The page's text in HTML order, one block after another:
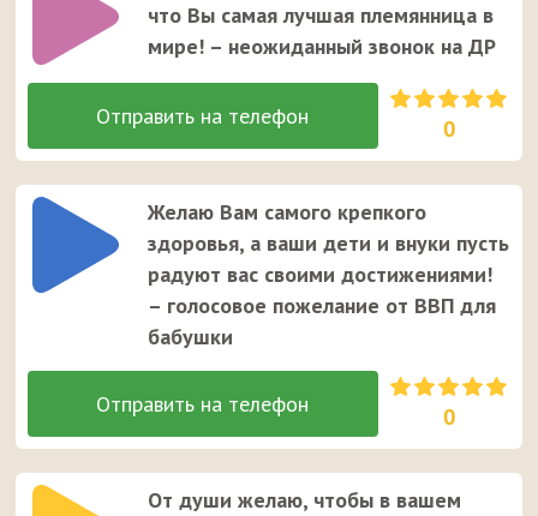
что Вы самая лучшая племянница в
мире! – неожиданный звонок на ДР
0
Желаю Вам самого крепкого
здоровья, а ваши дети и внуки пусть
радуют вас своими достижениями!
– голосовое пожелание от ВВП для
бабушки
0
От души желаю, чтобы в вашем